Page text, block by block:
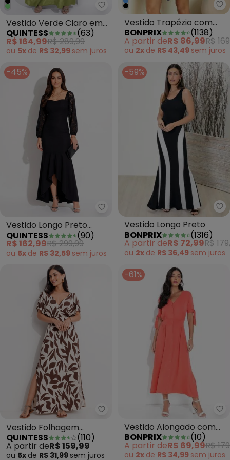
Quintess - Vestido Verde Claro
Vestido Verde Claro em
Crepe Plano
QUINTESS (63)
R$ 164,99R$ 289,99
ou 5x de R$ 32,99 sem juros
Vestido Trapézio com
Babados Azul
BONPRIX (1138)
A partir deR$ 86,99R$
ou 2x de R$ 43,49 sem juros
-45%
Quintess - Vestido Longo Preto
Vestido Longo Preto
Mangas em Renda
QUINTESS (90)
R$ 162,99R$ 299,99
ou 5x de R$ 32,59 sem juros
-59%
Vestido Longo Preto
BONPRIX
(1316)
A partir deR$ 72,99R$
ou 2x de R$ 36,49 sem juros
Quintess - Vestido Folhagem
Vestido Folhagem
Marrom em Malha de
Viscose
QUINTESS (110)
A partir deR$ 159,99
ou 5x de R$ 31,99 sem juros
-61%
Vestido Alongado com
Botões Coral
BONPRIX (10)
A partir deR$ 69,99R$
ou 2x de R$ 34,99 sem juros